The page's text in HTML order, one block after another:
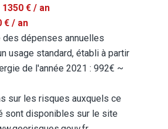
1350 € / an
€ / an
dépenses annuelles
usage standard, établi à partir
de l'année 2021 : 992€ ~
sur les risques auxquels ce
sont disponibles sur le site